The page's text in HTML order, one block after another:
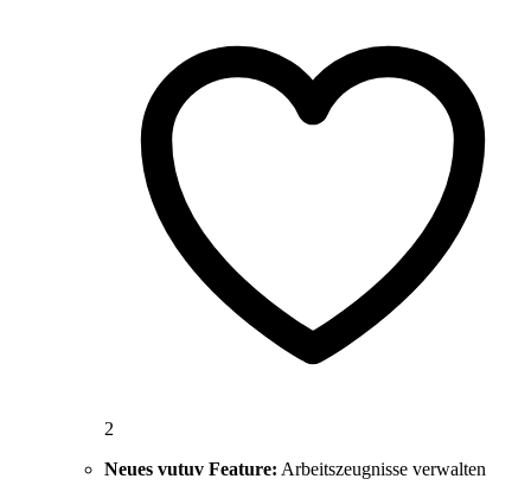
2
Neues vutuv Feature: Arbeitszeugnisse verwalten